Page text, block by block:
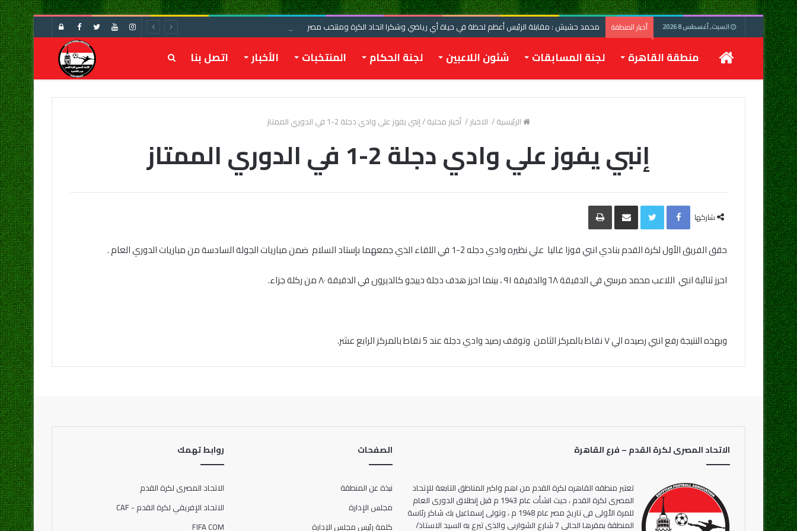
السبت, أغسطس 8 2026 أخبار المنطقة محمد حشيش : مقابلة الرئيس أعظم لحظة في حياة أي رياضي وشكرا اتحاد الكرة ومنتخب مصر
تسجيل
الرئيسيةمنطقة القاهرة لجنة المسابقات شئون اللاعبين لجنة الحكام المنتخبات الأخبار اتصل بنا بحث
عن
الرئيسية/ الاخبار/ أخبار محلية/إنبي يفوز علي وادي دجلة 2-1 في الدوري الممتاز
إنبي يفوز علي وادي دجلة 2-1 في الدوري الممتاز
شاركها
Facebook
Twitter مشاركة
البريد
طباعة
حقق الفريق الأول لكرة القدم بنادي انبي فوزا غاليا علي نظيره وادي دجله 2-1 في اللقاء الذي جمعهما بإستاد السلام ضمن مباريات الجولة السادسة من مباريات الدوري العام .
احرز ثنائية انبي اللاعب محمد مرسي في الدقيقة ٦٨ والدقيقة ٩١ ، بينما احرز هدف دجلة دييجو كالديرون في الدقيقة ٨٠ من ركلة جزاء.
وبهذه النتيجة رفع انبي رصيده الي ٧ نقاط بالمركز الثامن وتوقف رصيد وادي دجلة عند 5 نقاط بالمركز الرابع عشر.
الاتحاد المصرى لكرة القدم – فرع القاهرة
تعتبر منطقه القاهره لكرة القدم من اهم واكبر المناطق التابعة للإتحاد
المصرى لكرة القدم ، حيث انشأت عام 1943 م قبل إنطلاق الدورى العام
للمرة الأولى فى تاريخ مصر عام 1948 م ، وتولى إسماعيل بك شاكر رئاسة
المنطقة بمقرها الحالى 7 شارع الشواربى والذى تبرع به السيد الاستاذ/
الصفحات
نبذة عن المنطقة
مجلس الإدارة
كلمة رئيس مجلس الإدارة
روابط تهمك
الاتحاد المصرى لكرة القدم
الاتحاد الإفريقي لكرة القدم - CAF
FIFA COM